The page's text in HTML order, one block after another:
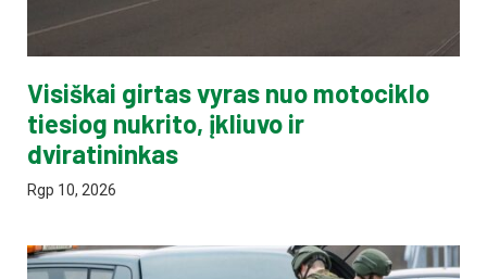
Visiškai girtas vyras nuo motociklo
tiesiog nukrito, įkliuvo ir
dviratininkas
Rgp 10, 2026